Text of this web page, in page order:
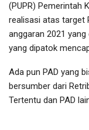
(PUPR) Pemerintah
realisasi atas target
anggaran 2021
yang dipatok
Ada pun PAD yang
bersumber dari
Tertentu dan PAD